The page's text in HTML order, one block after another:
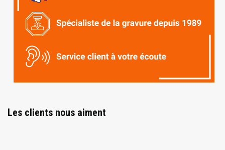
Les clients nous aiment